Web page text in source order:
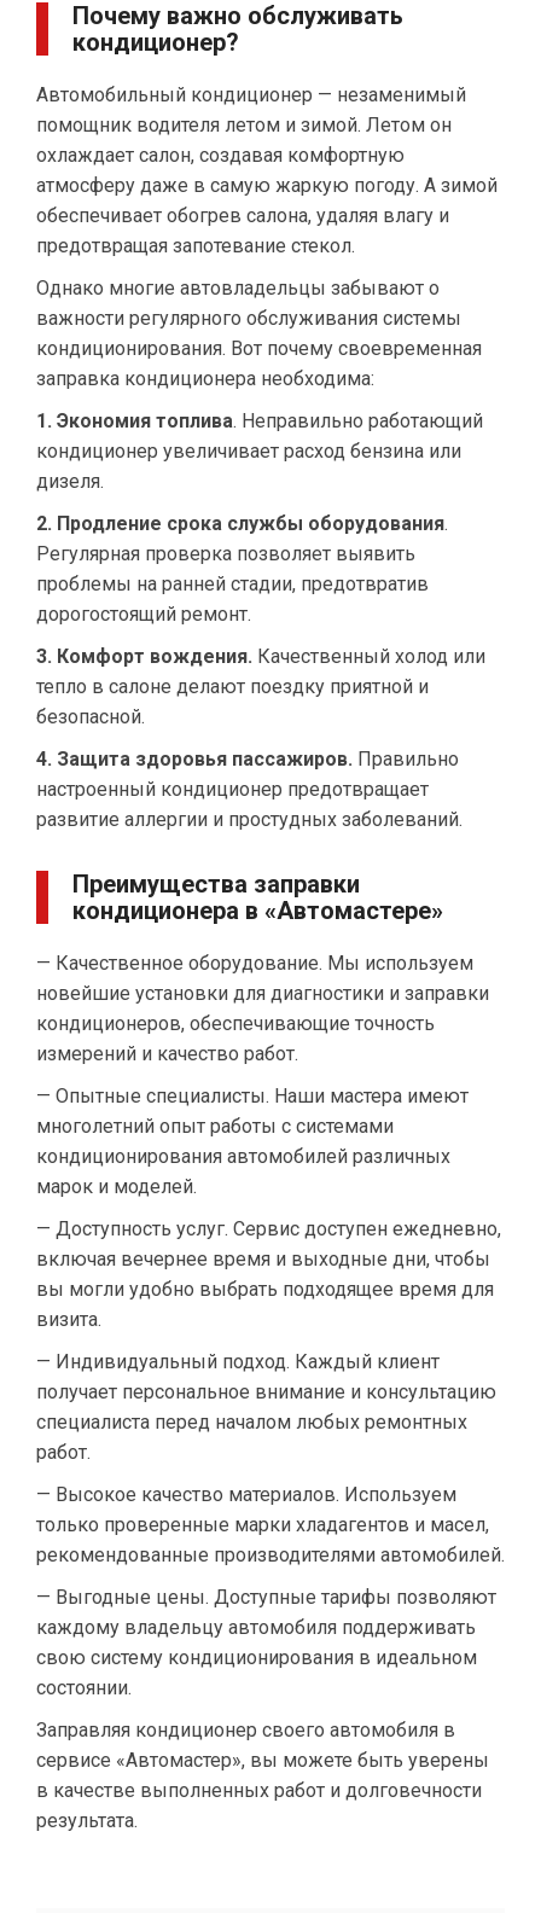
Почему важно обслуживать
кондиционер?
Автомобильный кондиционер — незаменимый
помощник водителя летом и зимой. Летом он
охлаждает салон, создавая комфортную
атмосферу даже в самую жаркую погоду. А зимой
обеспечивает обогрев салона, удаляя влагу и
предотвращая запотевание стекол.
Однако многие автовладельцы забывают о
важности регулярного обслуживания системы
кондиционирования. Вот почему своевременная
заправка кондиционера необходима:
1. Экономия топлива. Неправильно работающий
кондиционер увеличивает расход бензина или
дизеля.
2. Продление срока службы оборудования.
Регулярная проверка позволяет выявить
проблемы на ранней стадии, предотвратив
дорогостоящий ремонт.
3. Комфорт вождения. Качественный холод или
тепло в салоне делают поездку приятной и
безопасной.
4. Защита здоровья пассажиров. Правильно
настроенный кондиционер предотвращает
развитие аллергии и простудных заболеваний.
Преимущества заправки
кондиционера в «Автомастере»
— Качественное оборудование. Мы используем
новейшие установки для диагностики и заправки
кондиционеров, обеспечивающие точность
измерений и качество работ.
— Опытные специалисты. Наши мастера имеют
многолетний опыт работы с системами
кондиционирования автомобилей различных
марок и моделей.
— Доступность услуг. Сервис доступен ежедневно,
включая вечернее время и выходные дни, чтобы
вы могли удобно выбрать подходящее время для
визита.
— Индивидуальный подход. Каждый клиент
получает персональное внимание и консультацию
специалиста перед началом любых ремонтных
работ.
— Высокое качество материалов. Используем
только проверенные марки хладагентов и масел,
рекомендованные производителями автомобилей.
— Выгодные цены. Доступные тарифы позволяют
каждому владельцу автомобиля поддерживать
свою систему кондиционирования в идеальном
состоянии.
Заправляя кондиционер своего автомобиля в
сервисе «Автомастер», вы можете быть уверены
в качестве выполненных работ и долговечности
результата.